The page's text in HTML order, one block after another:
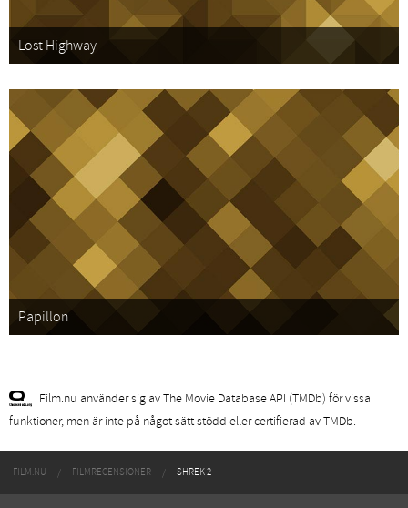
Lost Highway
Papillon
Film.nu använder sig av The Movie Database API (TMDb) för vissa
funktioner, men är inte på något sätt stödd eller certifierad av TMDb.
FILM.NU FILMRECENSIONER SHREK 2